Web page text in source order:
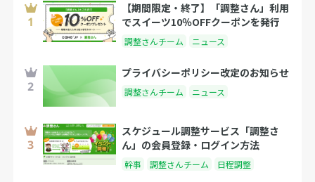
【期間限定・終了】「調整さん」利用
でスイーツ10％OFFクーポンを発行
調整さんチーム ニュース
プライバシーポリシー改定のお知らせ
調整さんチーム ニュース
スケジュール調整サービス「調整さ
ん」の会員登録・ログイン方法
幹事 調整さんチーム 日程調整